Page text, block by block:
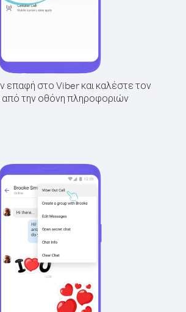
επαφή στο Viber και καλέστε τον
από την οθόνη πληροφοριών